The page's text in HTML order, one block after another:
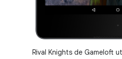
Rival Knights de Gameloft